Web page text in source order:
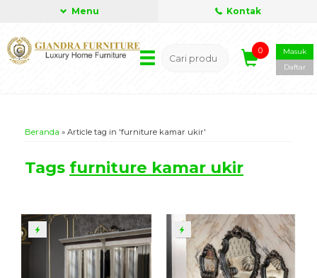
Menu Kontak
0
Masuk
Daftar
Beranda » Article tag in 'furniture kamar ukir'
Tags furniture kamar ukir